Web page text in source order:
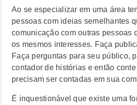
Ao se especializar em uma área
pessoas com ideias semelhantes
comunicação com outras pessoas
os mesmos interesses. Faça
Faça perguntas para seu público,
contador de histórias e então
precisam ser contadas em sua
É inquestionável que existe uma